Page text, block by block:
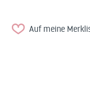
Auf meine